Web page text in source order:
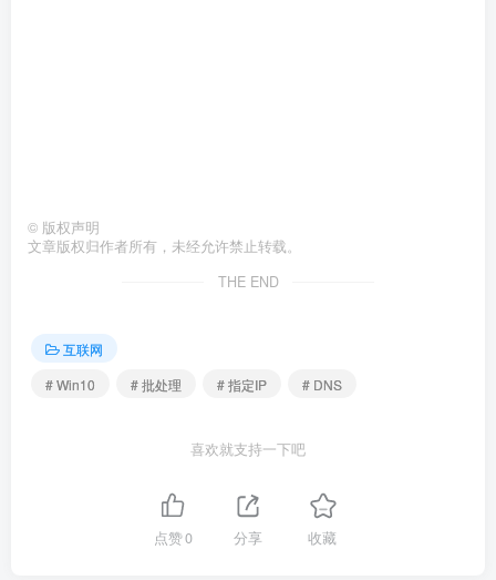
© 版权声明
文章版权归作者所有，未经允许禁止转载。
THE END
互联网
# Win10
# 批处理 # 指定IP # DNS
喜欢就支持一下吧
点赞0 分享 收藏